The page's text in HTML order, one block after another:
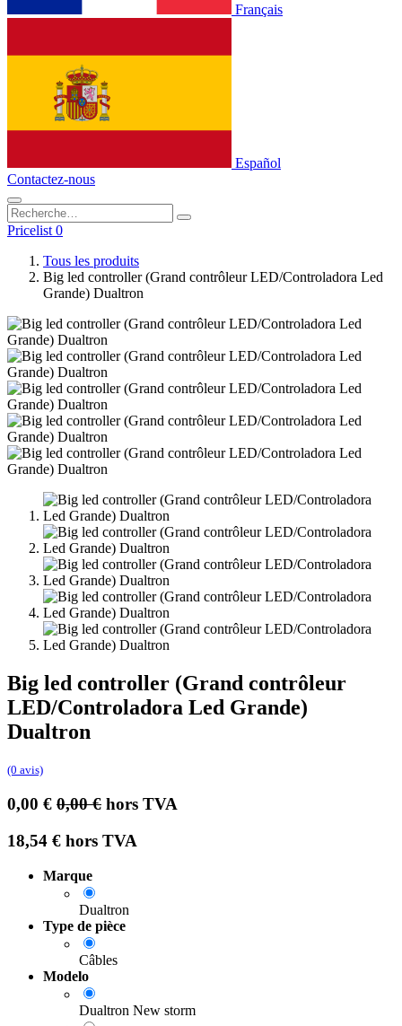
Français
Español
Contactez-nous
Pricelist 0
Tous les produits
Big led controller (Grand contrôleur LED/Controladora Led
Grande) Dualtron
Big led controller (Grand contrôleur
LED/Controladora Led Grande)
Dualtron
(0 avis)
0,00 € 0,00€ hors TVA
18,54 € hors TVA
Marque
Dualtron
Type de pièce
Câbles
Modelo
Dualtron New storm